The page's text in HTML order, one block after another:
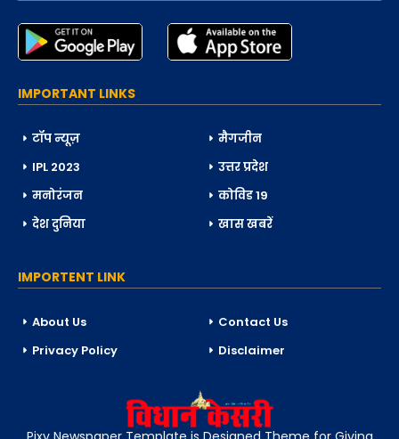
IMPORTANT LINKS
टॉप न्यूज़
मैगजीन
IPL 2023
उत्तर प्रदेश
मनोरंजन
कोविड 19
देश दुनिया
खास खबरें
IMPORTENT LINK
About Us
Contact Us
Privacy Policy
Disclaimer